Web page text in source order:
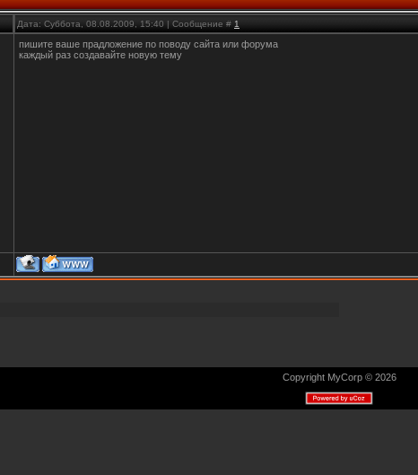
Дата: Суббота, 08.08.2009, 15:40 | Сообщение # 1
пишите ваше прадложение по поводу сайта или форума
каждый раз создавайте новую тему
Copyright MyCorp © 2026